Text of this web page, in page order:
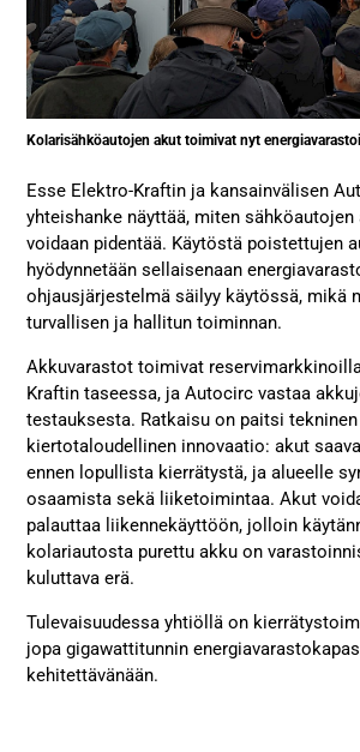
Kolarisähköautojen akut toimivat nyt
Esse Elektro-Kraftin ja kansainvälisen
yhteishanke näyttää, miten
voidaan pidentää. Käytöstä poistettujen
hyödynnetään sellaisenaan
ohjausjärjestelmä säilyy käytössä, mikä
turvallisen ja hallitun toiminnan.
Akkuvarastot toimivat
Kraftin taseessa, ja Autocirc vastaa
testauksesta. Ratkaisu on paitsi
kiertotaloudellinen innovaatio: akut
ennen lopullista kierrätystä, ja alueelle
osaamista sekä liiketoimintaa. Akut
palauttaa liikennekäyttöön, jolloin
kolariautosta purettu akku on
kuluttava erä.
Tulevaisuudessa yhtiöllä on
jopa gigawattitunnin
kehitettävänään.